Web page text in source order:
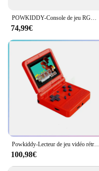
**Versatile and
The powkiddi console
it's a versatile tool for
wide range of games,
age groups. With its
it's an excellent
a diverse gaming
powkiddi console is
device; it's a gateway
entertainment.
POWKIDDY-Console de jeu RGB10X, écran IPS 4:3, ArkOS Opendinglinux Gaming, cadeaux pour enfants, nouveau, 3.5 pouces, RK3326
74,99€
Powkiddy-Lecteur de jeu vidéo rétro V90, Open Source, Mini consoles portables, Déterminer la console de jeu, Écran IPS 3.0 pouces, 64G, Cadeau
100,98€